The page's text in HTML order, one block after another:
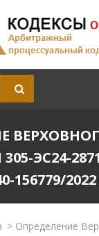
305-ЭС24-
156779/2022
>Определение